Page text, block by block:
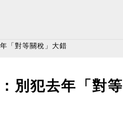
「對等關稅」大錯
別犯去年「對等